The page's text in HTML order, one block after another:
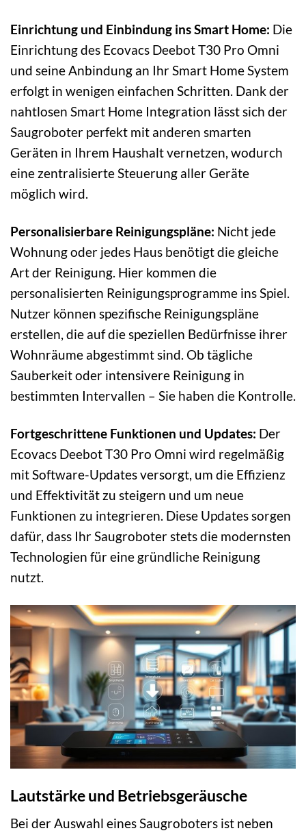
Einrichtung und Einbindung ins Smart Home: Die
Einrichtung des Ecovacs Deebot T30 Pro Omni
und seine Anbindung an Ihr Smart Home System
erfolgt in wenigen einfachen Schritten. Dank der
nahtlosen Smart Home Integration lässt sich der
Saugroboter perfekt mit anderen smarten
Geräten in Ihrem Haushalt vernetzen, wodurch
eine zentralisierte Steuerung aller Geräte
möglich wird.
Personalisierbare Reinigungspläne: Nicht jede
Wohnung oder jedes Haus benötigt die gleiche
Art der Reinigung. Hier kommen die
personalisierten Reinigungsprogramme ins Spiel.
Nutzer können spezifische Reinigungspläne
erstellen, die auf die speziellen Bedürfnisse ihrer
Wohnräume abgestimmt sind. Ob tägliche
Sauberkeit oder intensivere Reinigung in
bestimmten Intervallen – Sie haben die Kontrolle.
Fortgeschrittene Funktionen und Updates: Der
Ecovacs Deebot T30 Pro Omni wird regelmäßig
mit Software-Updates versorgt, um die Effizienz
und Effektivität zu steigern und um neue
Funktionen zu integrieren. Diese Updates sorgen
dafür, dass Ihr Saugroboter stets die modernsten
Technologien für eine gründliche Reinigung
nutzt.
Lautstärke und Betriebsgeräusche
Bei der Auswahl eines Saugroboters ist neben